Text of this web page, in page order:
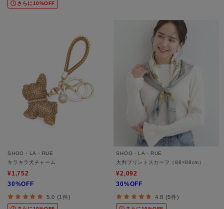
さらに10%OFF
SHOO・LA・RUE
キラキラ犬チャーム
¥1,752
30%OFF
5.0 (1件)
SHOO・LA・RUE
大判プリントスカーフ（88×88cm）
¥2,092
30%OFF
4.8 (5件)